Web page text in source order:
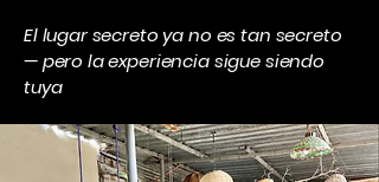
El lugar secreto ya no es tan secreto
— pero la experiencia sigue siendo
tuya